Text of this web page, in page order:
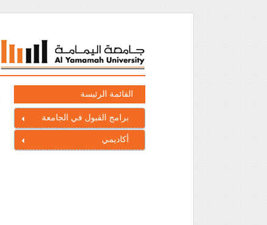
القائمة الرئيسة
برامج القبول في الجامعة
أكاديمي